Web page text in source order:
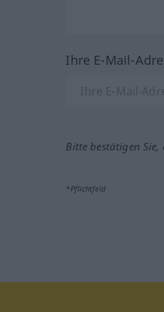
Ihre E-Mail-
Bitte bestätigen Sie,
*Pflichtfeld